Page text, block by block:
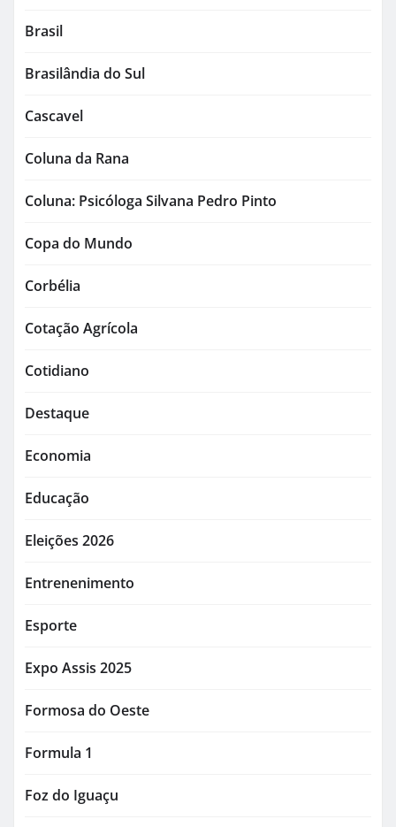
Brasil
Brasilândia do Sul
Cascavel
Coluna da Rana
Coluna: Psicóloga Silvana Pedro Pinto
Copa do Mundo
Corbélia
Cotação Agrícola
Cotidiano
Destaque
Economia
Educação
Eleições 2026
Entrenenimento
Esporte
Expo Assis 2025
Formosa do Oeste
Formula 1
Foz do Iguaçu